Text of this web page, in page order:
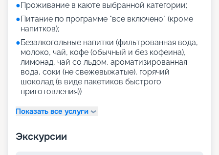
●Проживание в каюте выбранной категории;
●Питание по программе "все включено" (кроме
напитков);
●Безалкогольные напитки (фильтрованная вода,
молоко, чай, кофе (обычный и без кофеина),
лимонад, чай со льдом, ароматизированная
вода, соки (не свежевыжатые), горячий
шоколад (в виде пакетиков быстрого
приготовления))
Показать все услуги
Экскурсии